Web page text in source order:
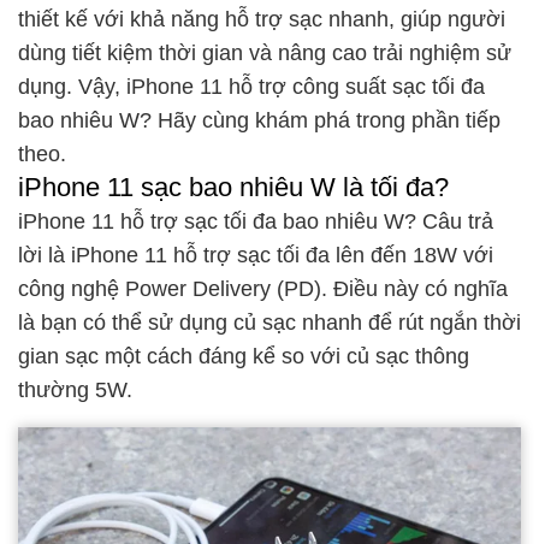
thiết kế với khả năng hỗ trợ sạc nhanh, giúp người
dùng tiết kiệm thời gian và nâng cao trải nghiệm sử
dụng. Vậy, iPhone 11 hỗ trợ công suất sạc tối đa
bao nhiêu W? Hãy cùng khám phá trong phần tiếp
theo.
iPhone 11 sạc bao nhiêu W là tối đa?
iPhone 11 hỗ trợ sạc tối đa bao nhiêu W? Câu trả
lời là iPhone 11 hỗ trợ sạc tối đa lên đến 18W với
công nghệ Power Delivery (PD). Điều này có nghĩa
là bạn có thể sử dụng củ sạc nhanh để rút ngắn thời
gian sạc một cách đáng kể so với củ sạc thông
thường 5W.